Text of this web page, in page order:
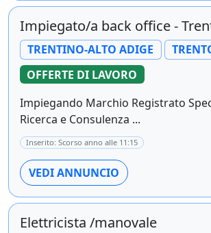
Impiegato/a back office -
TRENTINO-ALTO ADIGE
OFFERTE DI LAVORO
Impiegando Marchio Registrato
Ricerca e Consulenza ...
Inserito: Scorso anno alle 11:15
VEDI ANNUNCIO
Elettricista /manovale